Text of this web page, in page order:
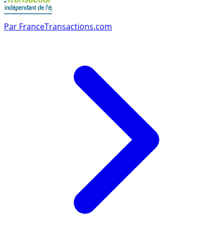
Par FranceTransactions.com